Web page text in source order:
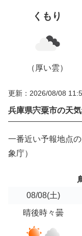
くもり
（厚い雲）
更新：2026/08/08
兵庫県宍粟市の天
一番近い予報地点
象庁）
08/08(土)
晴後時々曇